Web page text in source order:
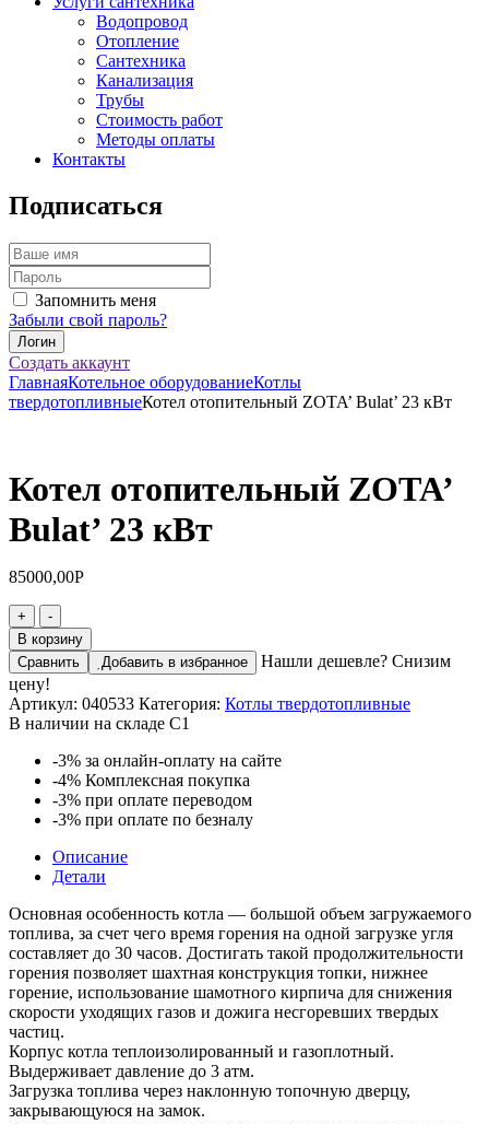
Водопровод
Отопление
Сантехника
Канализация
Трубы
Стоимость работ
Методы оплаты
Контакты
Подписаться
Запомнить меня
Забыли свой пароль?
Создать аккаунт
ГлавнаяКотельное оборудованиеКотлы
твердотопливныеКотел отопительный ZOTA’ Bulat’ 23 кВт
Котел отопительный ZOTA’
Bulat’ 23 кВт
85000,00Р
+
Количество
товара
Котел
отопительный
ZOTA'
Bulat'
23
кВт
-
В корзину
Сравнить
Добавить в избранное
Нашли дешевле? Снизим
цену!
Артикул: 040533 Категория: Котлы твердотопливные
В наличии на складе С1
-3% за онлайн-оплату на сайте
-4% Комплексная покупка
-3% при оплате переводом
-3% при оплате по безналу
Описание
Детали
Основная особенность котла — большой объем загружаемого
топлива, за счет чего время горения на одной загрузке угля
составляет до 30 часов. Достигать такой продолжительности
горения позволяет шахтная конструкция топки, нижнее
горение, использование шамотного кирпича для снижения
скорости уходящих газов и дожига несгоревших твердых
частиц.
Корпус котла теплоизолированный и газоплотный.
Выдерживает давление до 3 атм.
Загрузка топлива через наклонную топочную дверцу,
закрывающуюся на замок.